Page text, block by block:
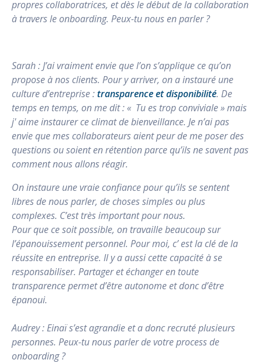
propres collaboratrices, et dès le début de la collaboration
à travers le onboarding. Peux-tu nous en parler ?
Sarah : J’ai vraiment envie que l’on s’applique ce qu’on
propose à nos clients. Pour y arriver, on a instauré une
culture d’entreprise :transparence et disponibilité. De
temps en temps, on me dit : « Tu es trop conviviale » mais
j' aime instaurer ce climat de bienveillance. Je n’ai pas
envie que mes collaborateurs aient peur de me poser des
questions ou soient en rétention parce qu’ils ne savent pas
comment nous allons réagir.
On instaure une vraie confiance pour qu’ils se sentent
libres de nous parler, de choses simples ou plus
complexes. C’est très important pour nous.
Pour que ce soit possible, on travaille beaucoup sur
l’épanouissement personnel. Pour moi, c’ est la clé de la
réussite en entreprise. Il y a aussi cette capacité à se
responsabiliser. Partager et échanger en toute
transparence permet d’être autonome et donc d’être
épanoui.
Audrey : Einaï s’est agrandie et a donc recruté plusieurs
personnes. Peux-tu nous parler de votre process de
onboarding ?